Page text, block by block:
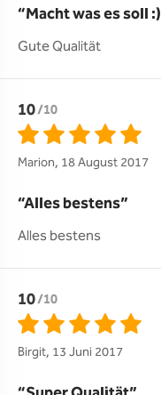
Macht was es soll :)
Gute Qualität
10/10
Marion, 18 August 2017
Alles bestens
Alles bestens
10/10
Birgit, 13 Juni 2017